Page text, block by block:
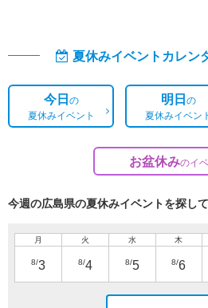
夏休みイベントカレン
今日の
夏休みイベント
明日の
夏休みイベン
お盆休みのイ
今週の広島県の夏休みイベントを探し
月
8/3
火
8/4
水
8/5
木
8/6